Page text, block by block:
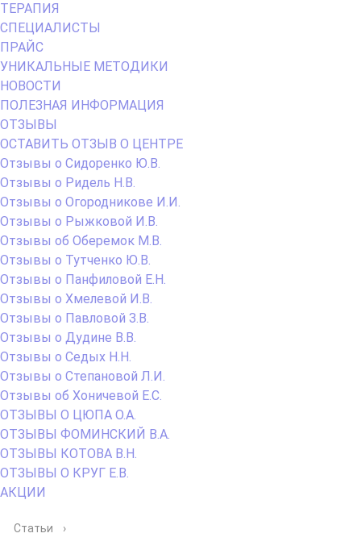
ТЕРАПИЯ
СПЕЦИАЛИСТЫ
ПРАЙС
УНИКАЛЬНЫЕ МЕТОДИКИ
НОВОСТИ
ПОЛЕЗНАЯ ИНФОРМАЦИЯ
ОТЗЫВЫ
ОСТАВИТЬ ОТЗЫВ О ЦЕНТРЕ
Отзывы о Сидоренко Ю.В.
Отзывы о Ридель Н.В.
Отзывы о Огородникове И.И.
Отзывы о Рыжковой И.В.
Отзывы об Оберемок М.В.
Отзывы о Тутченко Ю.В.
Отзывы о Панфиловой Е.Н.
Отзывы о Хмелевой И.В.
Отзывы о Павловой З.В.
Отзывы о Дудине В.В.
Отзывы о Седых Н.Н.
Отзывы о Степановой Л.И.
Отзывы об Хоничевой Е.С.
ОТЗЫВЫ О ЦЮПА О.А.
ОТЗЫВЫ ФОМИНСКИЙ В.А.
ОТЗЫВЫ КОТОВА В.Н.
ОТЗЫВЫ О КРУГ Е.В.
АКЦИИ
Статьи ›